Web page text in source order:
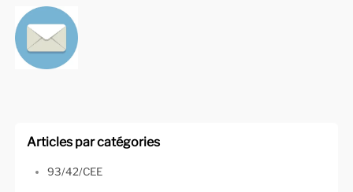
Articles par catégories
93/42/CEE